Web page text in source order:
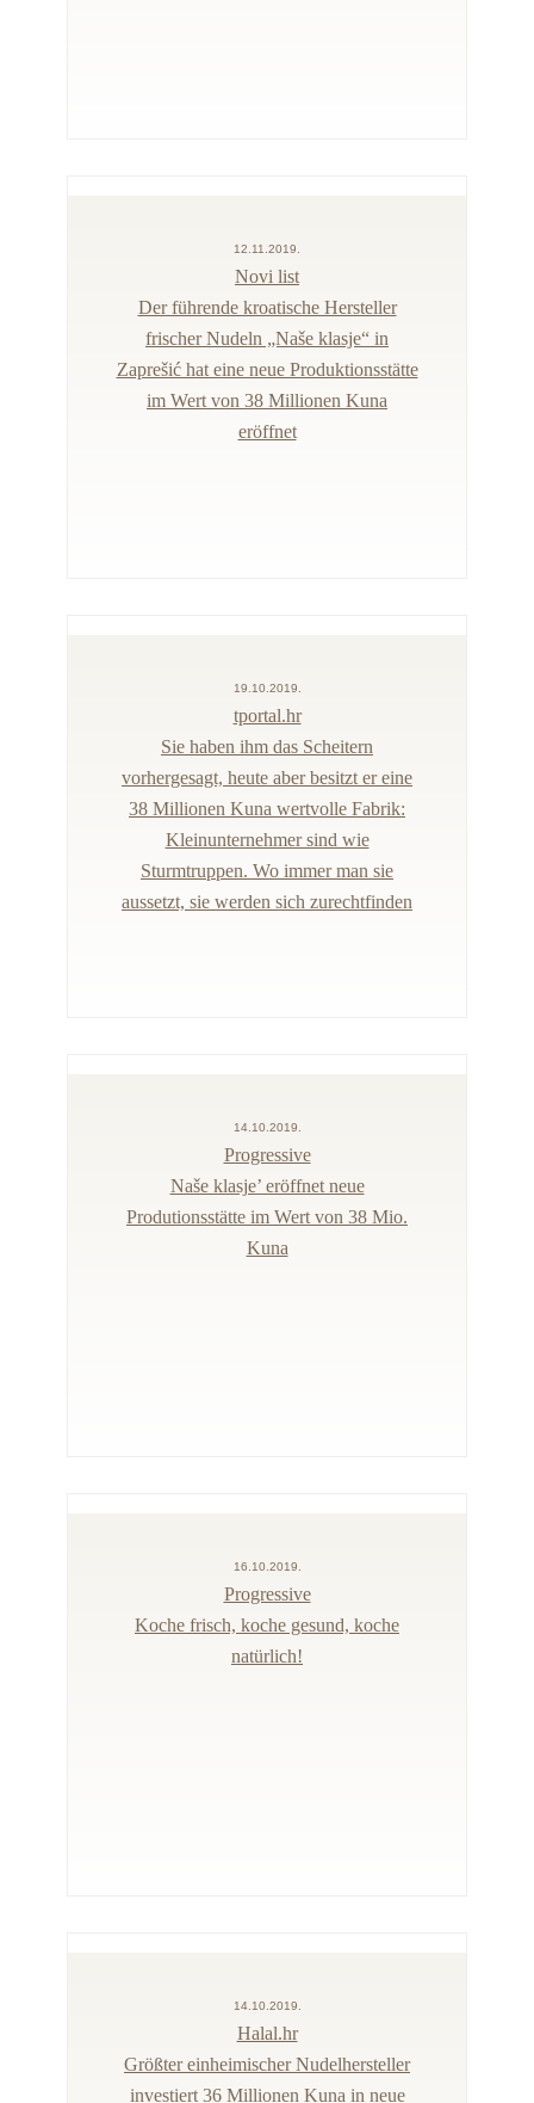
12.11.2019.
Novi list
Der führende kroatische Hersteller
frischer Nudeln „Naše klasje“ in
Zaprešić hat eine neue Produktionsstätte
im Wert von 38 Millionen Kuna
eröffnet
19.10.2019.
tportal.hr
Sie haben ihm das Scheitern
vorhergesagt, heute aber besitzt er eine
38 Millionen Kuna wertvolle Fabrik:
Kleinunternehmer sind wie
Sturmtruppen. Wo immer man sie
aussetzt, sie werden sich zurechtfinden
14.10.2019.
Progressive
Naše klasje’ eröffnet neue
Produtionsstätte im Wert von 38 Mio.
Kuna
16.10.2019.
Progressive
Koche frisch, koche gesund, koche
natürlich!
14.10.2019.
Halal.hr
Größter einheimischer Nudelhersteller
investiert 36 Millionen Kuna in neue